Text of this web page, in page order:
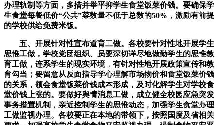
办理轨制等方面，多措并举平抑学生食堂饭菜价钱。要确保学
生食堂每餐低价“公共”菜数量不低于总数的50%，激励有前提
的学校供给免费米饭。
五、开展针对性宣布道育工做。各校要针对性地开展学生
思惟工做，学校党团组织、员要深切详尽地做勤学生的思惟教
育工做，连系学生的现实环境，有针对性地开展政策宣传和教
育勾当；要留意从反面指导学心理解市场物价和食堂饭菜价钱
的关系，领会食堂饭菜价钱成本形成，及时化解学生对学校食
堂价钱上涨的。要做好舆情消息工做，成立健全校园应急突发
事务措置机制，亲近控制学生的思惟动态，加强学生食堂办理
工做监视办理。各校要正在本地的带领下，按照国度及省相关